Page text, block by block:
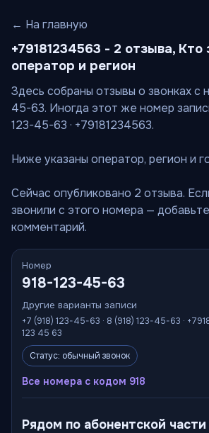
← На главную
+79181234563 - 2 отзыва, Кто
оператор и регион
Здесь собраны отзывы о звонках с
45-63. Иногда этот же номер
123-45-63 · +79181234563.
Ниже указаны оператор, регион и
Сейчас опубликовано 2 отзыва.
звонили с этого номера —
комментарий.
Номер
918-123-45-63
Другие варианты записи
+7 (918) 123-45-63 · 8 (918) 123-45-63 ·
123 45 63
Статус: обычный звонок
Все номера с кодом 918
Рядом по абонентской части